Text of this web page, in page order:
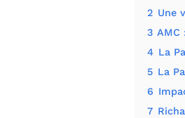
2 Une
3 AMC
4 La
5 La
6
7